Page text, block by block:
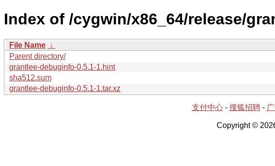
Index of /cygwin/x86_64/release/
File Name ↓
Parent directory/
grantlee-debuginfo-0.5.1-1.hint
sha512.sum
grantlee-debuginfo-0.5.1-1.tar.xz
支付中心- 搜狐招聘-
Copyright ©